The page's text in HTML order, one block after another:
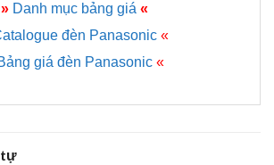
» Danh mục bảng giá «
đèn Panasonic«
giá đèn Panasonic«
tự